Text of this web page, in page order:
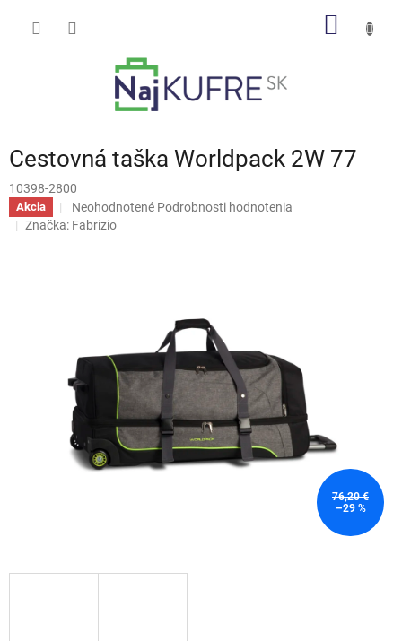
Cestovná taška Worldpack 2W 77
10398-2800
Akcia
Priemerné
hodnotenie
Neohodnotené Podrobnosti hodnotenia
Značka: Fabrizio
76,20 €
–29 %